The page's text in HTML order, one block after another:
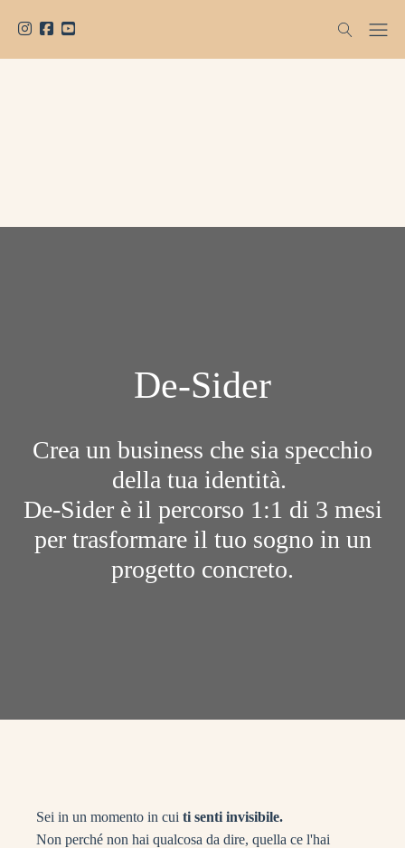
De-Sider
Crea un business che sia specchio
della tua identità.
De-Sider è il percorso 1:1 di 3 mesi
per trasformare il tuo sogno in un
progetto concreto.
Sei in un momento in cui ti senti invisibile.
Non perché non hai qualcosa da dire, quella ce l'hai